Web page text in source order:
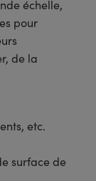
échelle,
pour
de la
etc.
surface de